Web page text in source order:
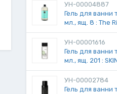
УН-00004887
Гель для ванни
мл., ящ. 8 : The
УН-00001616
Гель для ванни
мл., ящ. 201 :
УН-00002784
Гель для ванни